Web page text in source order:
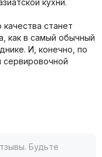
качества станет
как в самый обычный
И, конечно, по
сервировочной
Будьте